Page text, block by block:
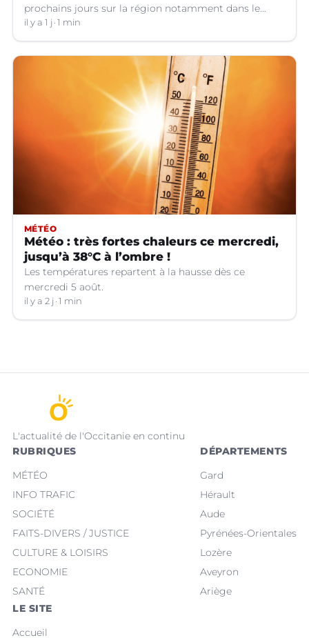
prochains jours sur la région notamment dans le
Languedoc.
il y a 1 j 1 min
MÉTÉO
Météo : très fortes chaleurs ce mercredi,
jusqu’à 38°C à l’ombre !
Les températures repartent à la hausse dès ce
mercredi 5 août.
il y a 2 j 1 min
L'actualité de l'Occitanie en continu
RUBRIQUES
MÉTÉO
INFO TRAFIC
SOCIÉTÉ
FAITS-DIVERS / JUSTICE
CULTURE & LOISIRS
ECONOMIE
SANTÉ
DÉPARTEMENTS
Gard
Hérault
Aude
Pyrénées-Orientales
Lozère
Aveyron
Ariège
LE SITE
Accueil